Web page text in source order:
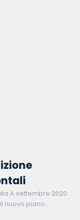
A settembre 2020
nuovo piano
tali per l’alto